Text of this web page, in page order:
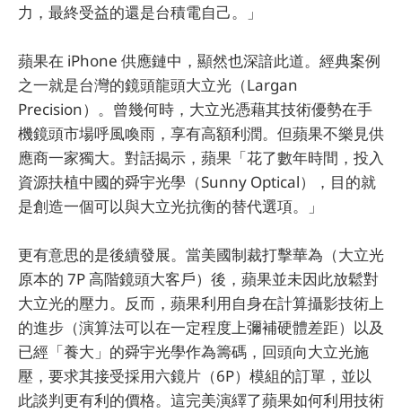
力，最終受益的還是台積電自己。」
蘋果在 iPhone 供應鏈中，顯然也深諳此道。經典案例
之一就是台灣的鏡頭龍頭大立光（Largan
Precision）。曾幾何時，大立光憑藉其技術優勢在手
機鏡頭市場呼風喚雨，享有高額利潤。但蘋果不樂見供
應商一家獨大。對話揭示，蘋果「花了數年時間，投入
資源扶植中國的舜宇光學（Sunny Optical），目的就
是創造一個可以與大立光抗衡的替代選項。」
更有意思的是後續發展。當美國制裁打擊華為（大立光
原本的 7P 高階鏡頭大客戶）後，蘋果並未因此放鬆對
大立光的壓力。反而，蘋果利用自身在計算攝影技術上
的進步（演算法可以在一定程度上彌補硬體差距）以及
已經「養大」的舜宇光學作為籌碼，回頭向大立光施
壓，要求其接受採用六鏡片（6P）模組的訂單，並以
此談判更有利的價格。這完美演繹了蘋果如何利用技術